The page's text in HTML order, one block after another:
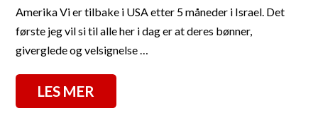
Amerika Vi er tilbake i USA etter 5 måneder i Israel. Det
første jeg vil si til alle her i dag er at deres bønner,
giverglede og velsignelse …
LES MER